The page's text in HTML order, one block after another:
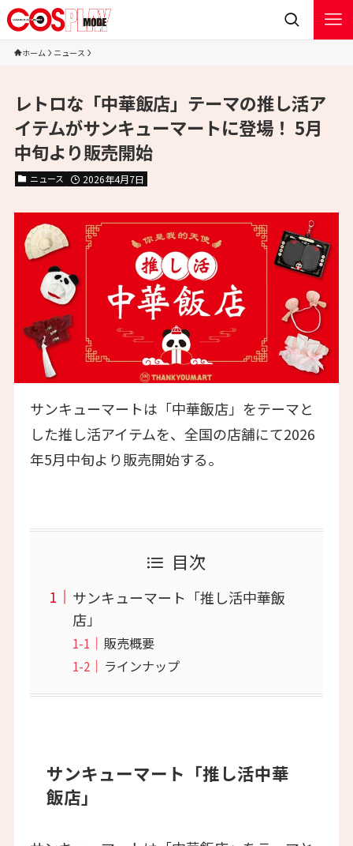
ホーム ニュース
レトロな「中華飯店」テーマの推し活ア
イテムがサンキューマートに登場！ 5月
中旬より販売開始
ニュース 2026年4月7日
サンキューマートは「中華飯店」をテーマと
した推し活アイテムを、全国の店舗にて2026
年5月中旬より販売開始する。
目次
サンキューマート「推し活中華飯
店」
販売概要
ラインナップ
サンキューマート「推し活中華
飯店」